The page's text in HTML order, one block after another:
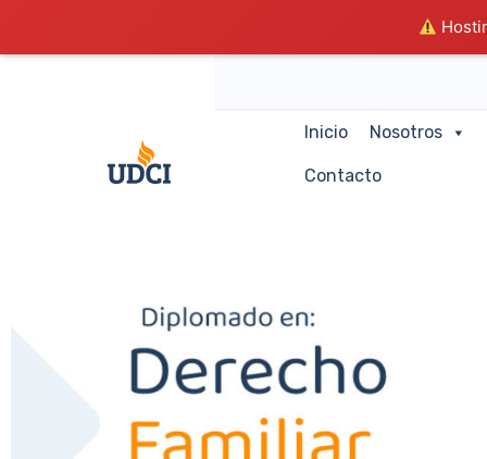
Inicio Nosotros
Contacto